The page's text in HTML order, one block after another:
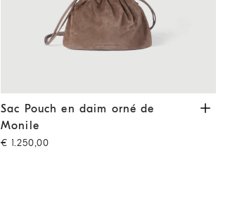
Sac Pouch en daim orné de Monile Marron
Sac Pouch en daim orné de
Monile
€ 1.250,00